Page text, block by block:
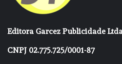
Editora Garcez Publicidade
CNPJ 02.775.725/0001-87